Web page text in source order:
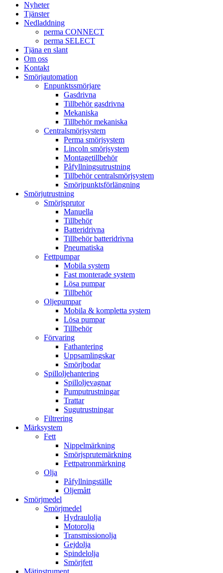
Nyheter
Tjänster
Nedladdning
perma CONNECT
perma SELECT
Tjäna en slant
Om oss
Kontakt
Smörjautomation
Enpunktssmörjare
Gasdrivna
Tillbehör gasdrivna
Mekaniska
Tillbehör mekaniska
Centralsmörjsystem
Perma smörjsystem
Lincoln smörjsystem
Montagetillbehör
Påfyllningsutrustning
Tillbehör centralsmörjsystem
Smörjpunktsförlängning
Smörjutrustning
Smörjsprutor
Manuella
Tillbehör
Batteridrivna
Tillbehör batteridrivna
Pneumatiska
Fettpumpar
Mobila system
Fast monterade system
Lösa pumpar
Tillbehör
Oljepumpar
Mobila & kompletta system
Lösa pumpar
Tillbehör
Förvaring
Fathantering
Uppsamlingskar
Smörjbodar
Spilloljehantering
Spilloljevagnar
Pumputrustningar
Trattar
Sugutrustningar
Filtrering
Märksystem
Fett
Nippelmärkning
Smörjsprutemärkning
Fettpatronmärkning
Olja
Påfyllningställe
Oljemått
Smörjmedel
Smörjmedel
Hydraulolja
Motorolja
Transmissionolja
Gejdolja
Spindelolja
Smörjfett